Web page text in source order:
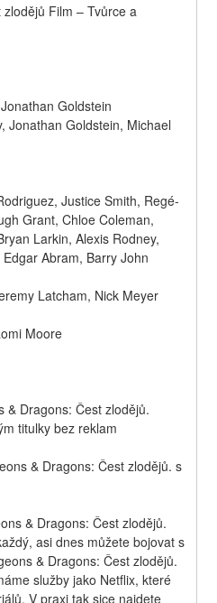
Film – Tvůrce a
Goldstein
Jonathan Goldstein, Michael
Justice Smith, Regé-
Grant, Chloe Coleman,
Larkin, Alexis Rodney,
Abram, Barry John
Latcham, Nick Meyer
Moore
& Dragons: Čest zlodějů.
titulky bez reklam
& Dragons: Čest zlodějů. s
& Dragons: Čest zlodějů.
asi dnes můžete bojovat s
& Dragons: Čest zlodějů.
služby jako Netflix, které
V praxi tak sice najdete